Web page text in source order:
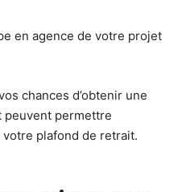
en agence de votre projet
chances d’obtenir une
peuvent permettre
votre plafond de retrait.